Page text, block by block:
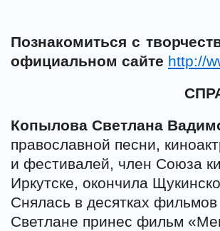
Познакомиться с
официальном сайте http://
Копылова Светлана
православной песни,
и фестивалей, член Союза
Иркутске, окончила
Снялась в десятках
Светлане принес фильм